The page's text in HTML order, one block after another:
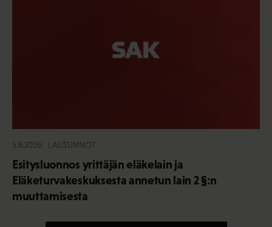
5.8.2026 LAUSUNNOT
Esitysluonnos yrittäjän eläkelain ja
Eläketurvakeskuksesta annetun lain 2 §:n
muuttamisesta